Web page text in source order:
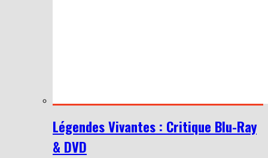
Légendes Vivantes : Critique Blu-Ray
& DVD